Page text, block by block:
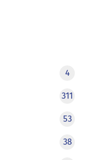
4
311
53
38